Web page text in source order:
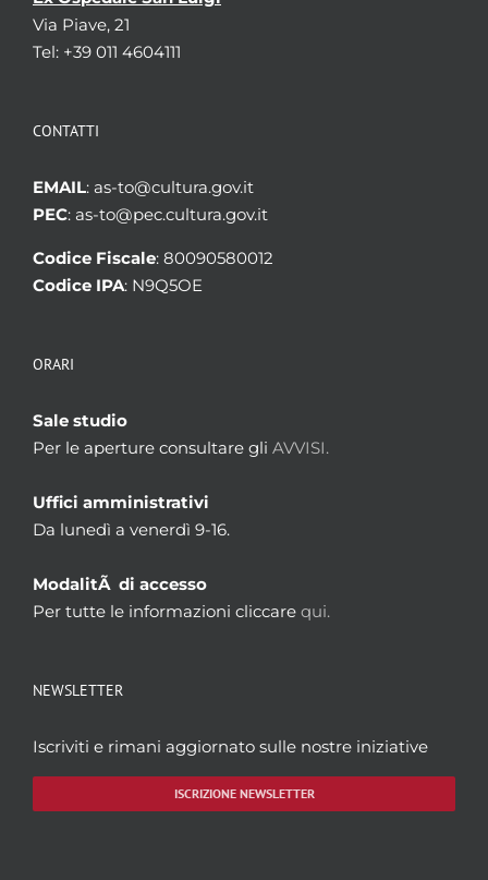
Via Piave, 21
Tel: +39 011 4604111
CONTATTI
EMAIL: as-to@cultura.gov.it
PEC: as-to@pec.cultura.gov.it
Codice Fiscale: 80090580012
Codice IPA: N9Q5OE
ORARI
Sale studio
Per le aperture consultare gli AVVISI.
Uffici amministrativi
Da lunedì a venerdì 9-16.
ModalitÃ di accesso
Per tutte le informazioni cliccare qui.
NEWSLETTER
Iscriviti e rimani aggiornato sulle nostre iniziative
ISCRIZIONE NEWSLETTER